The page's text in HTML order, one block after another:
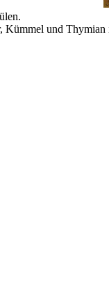
Kümmel und